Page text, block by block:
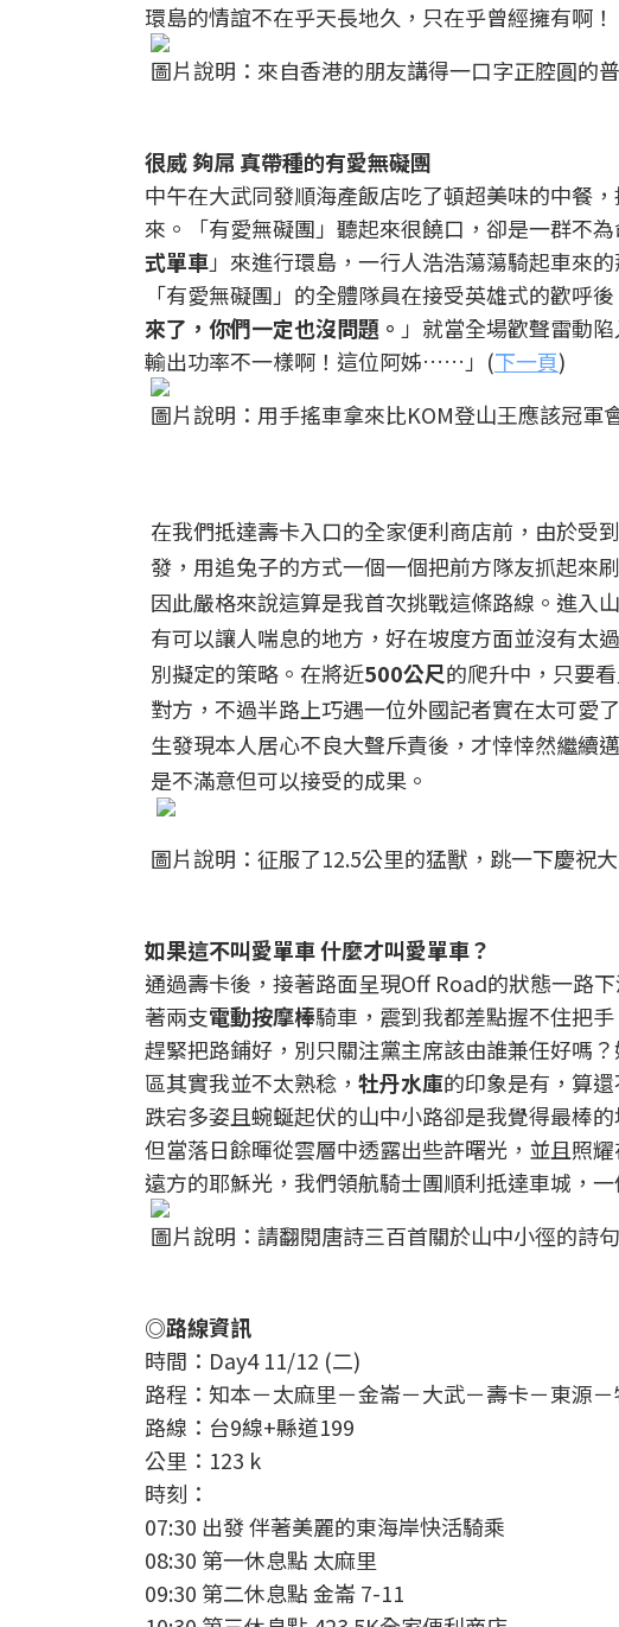
環島的情誼不在乎天長地久，只在乎曾經擁有啊！
圖片說明：來自香港的朋友講得一口字正腔圓的
很威 夠屌 真帶種的有愛無礙團
中午在大武同發順海產飯店吃了頓超美味的中餐
來。「有愛無礙團」聽起來很饒口，卻是一群不
式單車」來進行環島，一行人浩浩蕩蕩騎起車來
「有愛無礙團」的全體隊員在接受英雄式的歡呼
來了，你們一定也沒問題。 」就當全場歡聲雷動
輸出功率不一樣啊！這位阿姊……」(下一頁)
圖片說明：用手搖車拿來比KOM登山王應該冠
在我們抵達壽卡入口的全家便利商店前，由於受
發，用追兔子的方式一個一個把前方隊友抓起來
因此嚴格來說這算是我首次挑戰這條路線。進入
有可以讓人喘息的地方，好在坡度方面並沒有太
別擬定的策略。在將近500公尺的爬升中，只要
對方，不過半路上巧遇一位外國記者實在太可愛
生發現本人居心不良大聲斥責後，才悻悻然繼續
是不滿意但可以接受的成果。
圖片說明：征服了12.5公里的猛獸，跳一下慶祝
如果這不叫愛單車 什麼才叫愛單車？
通過壽卡後，接著路面呈現Off Road的狀態一路
著兩支電動按摩棒騎車，震到我都差點握不住把
趕緊把路鋪好，別只關注黨主席該由誰兼任好嗎
區其實我並不太熟稔， 牡丹水庫的印象是有，算
跌宕多姿且蜿蜒起伏的山中小路卻是我覺得最棒
但當落日餘暉從雲層中透露出些許曙光，並且照
遠方的耶穌光，我們領航騎士團順利抵達車城，
圖片說明：請翻閱唐詩三百首關於山中小徑的詩
◎路線資訊
時間：Day4 11/12 (二)
路程：知本－太麻里－金崙－大武－壽卡－東源
路線：台9線+縣道199
公里：123 k
時刻：
07:30 出發 伴著美麗的東海岸快活騎乘
08:30 第一休息點 太麻里
09:30 第二休息點 金崙 7-11